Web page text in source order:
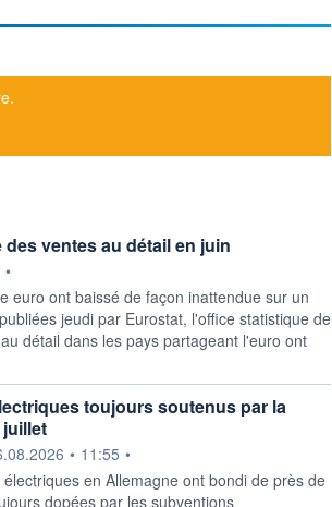
ventes au détail en juin
•
euro ont baissé de façon ​inattendue sur un
jeudi ‌par Eurostat, l'office statistique de
détail dans ⁠les pays partageant l'euro ont
toujours soutenus par la
• 11:55 •
en Allemagne ont bondi de près de
dopées par les subventions